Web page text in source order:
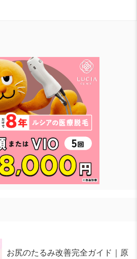
お尻のたるみ改善完全ガイド｜原